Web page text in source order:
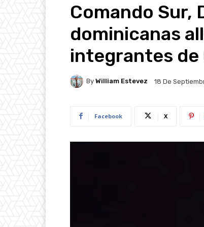
Comando Sur,
dominicanas
integrantes de
By William Estevez 18 De
Facebook X